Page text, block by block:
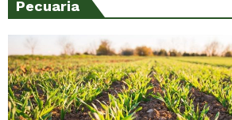
Pecuaria